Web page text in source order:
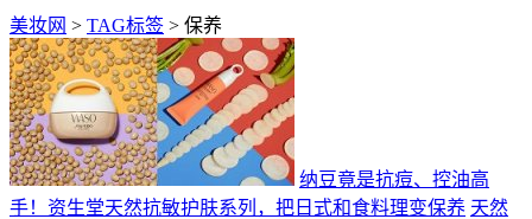
美妆网 > TAG标签 > 保养
纳豆竟是抗痘、控油高
手！资生堂天然抗敏护肤系列，把日式和食料理变保养 天然